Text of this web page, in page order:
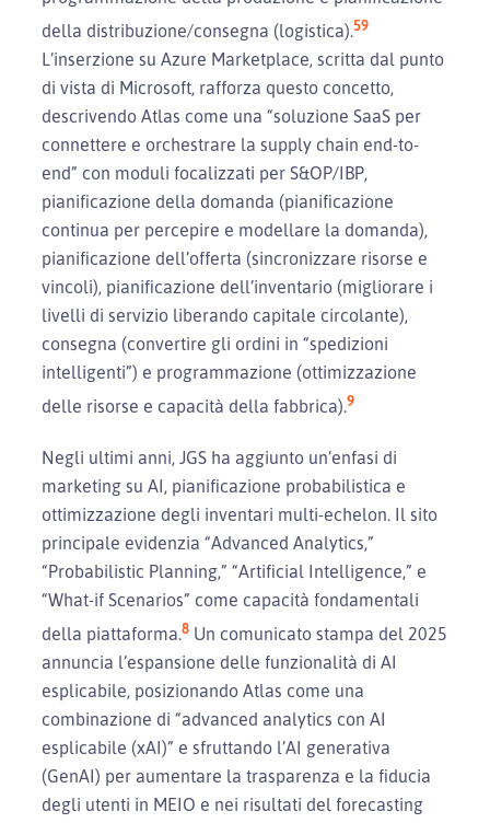
della distribuzione/consegna (logistica).59
L’inserzione su Azure Marketplace, scritta dal punto
di vista di Microsoft, rafforza questo concetto,
descrivendo Atlas come una “soluzione SaaS per
connettere e orchestrare la supply chain end-to-
end” con moduli focalizzati per S&OP/IBP,
pianificazione della domanda (pianificazione
continua per percepire e modellare la domanda),
pianificazione dell’offerta (sincronizzare risorse e
vincoli), pianificazione dell’inventario (migliorare i
livelli di servizio liberando capitale circolante),
consegna (convertire gli ordini in “spedizioni
intelligenti”) e programmazione (ottimizzazione
delle risorse e capacità della fabbrica).9
Negli ultimi anni, JGS ha aggiunto un’enfasi di
marketing su AI, pianificazione probabilistica e
ottimizzazione degli inventari multi-echelon. Il sito
principale evidenzia “Advanced Analytics,”
“Probabilistic Planning,” “Artificial Intelligence,” e
“What-if Scenarios” come capacità fondamentali
della piattaforma.8 Un comunicato stampa del 2025
annuncia l’espansione delle funzionalità di AI
esplicabile, posizionando Atlas come una
combinazione di “advanced analytics con AI
esplicabile (xAI)” e sfruttando l’AI generativa
(GenAI) per aumentare la trasparenza e la fiducia
degli utenti in MEIO e nei risultati del forecasting